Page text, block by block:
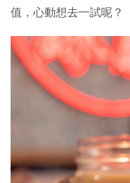
值，心動想去一試呢？